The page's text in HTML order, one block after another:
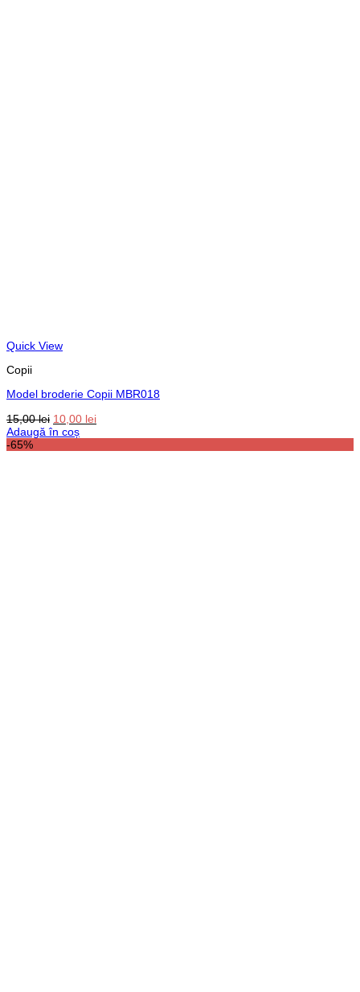
Quick View
Copii
Model broderie Copii MBR018
15,00lei Prețul
inițial
10,00 leiPrețul
Adaugă în coș
-65%